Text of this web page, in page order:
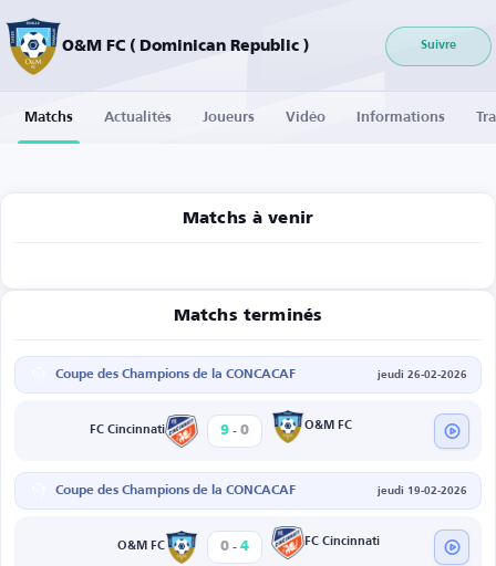
O&M FC ( Dominican Republic ) Suivre
Matchs Actualités Joueurs Vidéo Informations
Matchs à venir
Matchs terminés
Coupe des Champions de la CONCACAF jeudi 26-02-2026
FC Cincinnati 9 - 0 O&M FC
Coupe des Champions de la CONCACAF jeudi 19-02-2026
O&M FC 0 - 4 FC Cincinnati